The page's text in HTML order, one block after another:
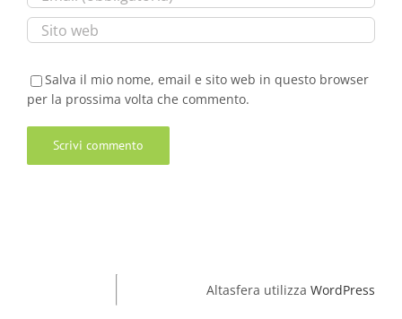
Salva il mio nome, email e sito web in questo browser
per la prossima volta che commento.
Altasfera utilizza WordPress